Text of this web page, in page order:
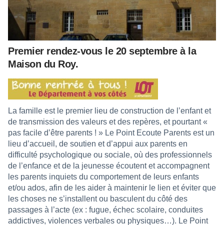
Premier rendez-vous le 20 septembre à la
Maison du Roy.
La famille est le premier lieu de construction de l’enfant et
de transmission des valeurs et des repères, et pourtant «
pas facile d’être parents ! » Le Point Ecoute Parents est un
lieu d’accueil, de soutien et d’appui aux parents en
difficulté psychologique ou sociale, où des professionnels
de l’enfance et de la jeunesse écoutent et accompagnent
les parents inquiets du comportement de leurs enfants
et/ou ados, afin de les aider à maintenir le lien et éviter que
les choses ne s’installent ou basculent du côté des
passages à l’acte (ex : fugue, échec scolaire, conduites
addictives, violences verbales ou physiques…). Le Point